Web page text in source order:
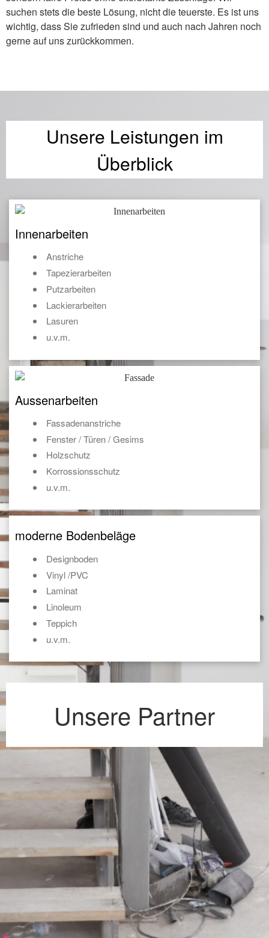
suchen stets die beste Lösung, nicht die teuerste. Es ist uns
wichtig, dass Sie zufrieden sind und auch nach Jahren noch
gerne auf uns zurückkommen.
Unsere Leistungen im
Überblick
Innenarbeiten
Anstriche
Tapezierarbeiten
Putzarbeiten
Lackierarbeiten
Lasuren
u.v.m.
Aussenarbeiten
Fassadenanstriche
Fenster / Türen / Gesims
Holzschutz
Korrossionsschutz
u.v.m.
moderne Bodenbeläge
Designboden
Vinyl /PVC
Laminat
Linoleum
Teppich
u.v.m.
Unsere Partner